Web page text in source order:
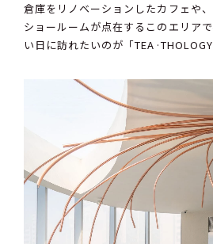
倉庫をリノベーションしたカフェや
ショールームが点在するこのエリア
い日に訪れたいのが「TEA·THOLOGY